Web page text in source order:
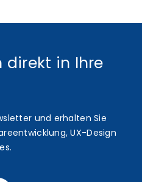
direkt in Ihre
und erhalten Sie
UX-Design